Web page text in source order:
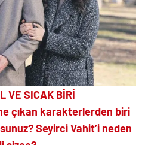
VE SICAK BİRİ
çıkan karakterlerden biri
Seyirci Vahit’i neden